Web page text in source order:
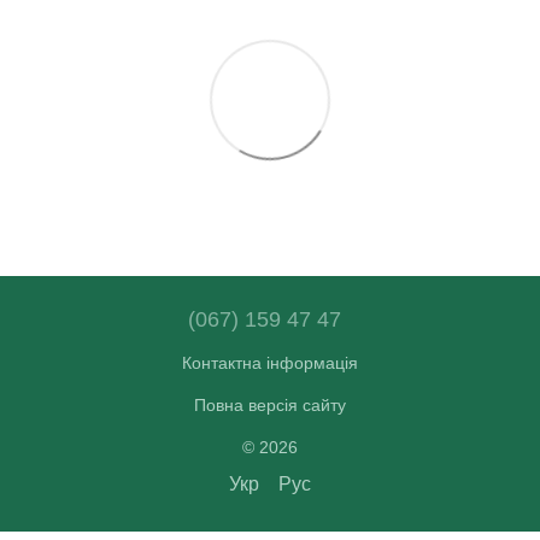
(067) 159 47 47
Контактна інформація
Повна версія сайту
© 2026
Укр Рус